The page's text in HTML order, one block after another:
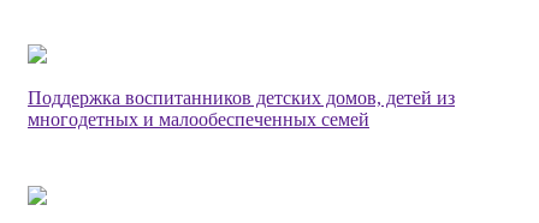
Поддержка воспитанников детских домов, детей из
многодетных и малообеспеченных семей